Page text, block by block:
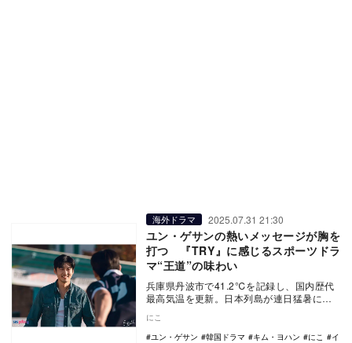
海外ドラマ 2025.07.31 21:30
ユン・ゲサンの熱いメッセージが胸を
打つ 『TRY』に感じるスポーツドラ
マ“王道”の味わい
兵庫県丹波市で41.2℃を記録し、国内歴代
最高気温を更新。日本列島が連日猛暑に見
ス…
にこ
ユン・ゲサン
韓国ドラマ キム・ヨハン にこ
イ